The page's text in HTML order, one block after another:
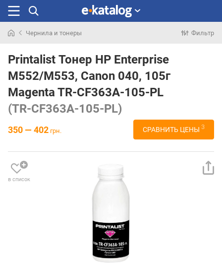
раньше
Чернила и тонеры Фильтр
Printalist Тонер HP Enterprise
M552/M553, Canon 040, 105г
Magenta TR-CF363A-105-PL
(TR-CF363A-105-PL)
350 — 402 грн. СРАВНИТЬ ЦЕНЫ 3
в список